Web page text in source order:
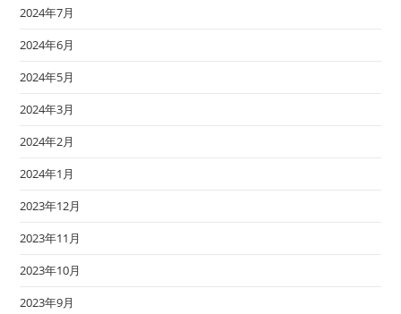
2024年7月
2024年6月
2024年5月
2024年3月
2024年2月
2024年1月
2023年12月
2023年11月
2023年10月
2023年9月